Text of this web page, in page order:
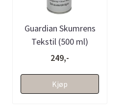
Guardian Skumrens
Tekstil (500 ml)
249,-
Kjøp